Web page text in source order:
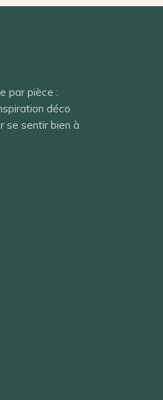
par pièce :
déco
se sentir bien à